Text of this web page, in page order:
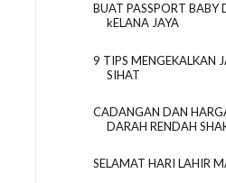
BUAT PASSPORT BABY
kELANA JAYA
9 TIPS MENGEKALKAN
SIHAT
CADANGAN DAN
DARAH RENDAH
SELAMAT HARI LAHIR